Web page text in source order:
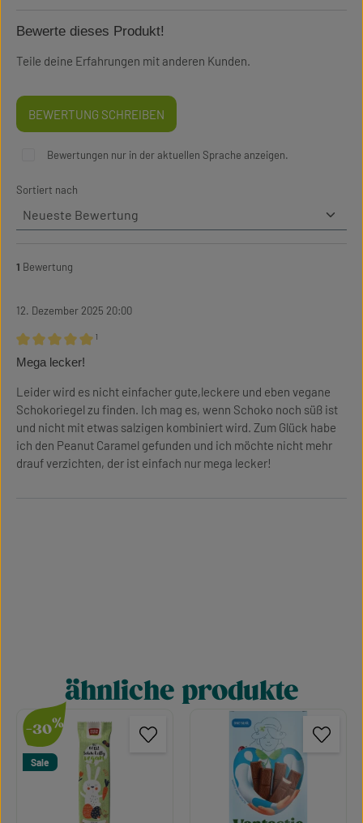
Bewerte dieses Produkt!
Teile deine Erfahrungen mit anderen Kunden.
BEWERTUNG SCHREIBEN
Bewertungen nur in der aktuellen Sprache anzeigen.
Sortiert nach
1 Bewertung
12. Dezember 2025 20:00
Bewertung mit 5 von 5 Sternen
¹
Mega lecker!
Leider wird es nicht einfacher gute,leckere und eben vegane
Schokoriegel zu finden. Ich mag es, wenn Schoko noch süß ist
und nicht mit etwas salzigen kombiniert wird. Zum Glück habe
ich den Peanut Caramel gefunden und ich möchte nicht mehr
drauf verzichten, der ist einfach nur mega lecker!
Produktgalerie überspringen
ähnliche produkte
-30%
Sale